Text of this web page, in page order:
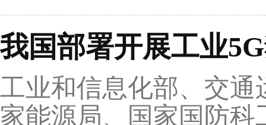
我国部署开展工业
工业和信息化部、交
家能源局、国家国防